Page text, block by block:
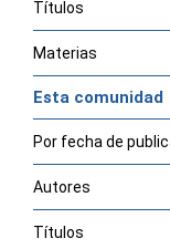
Títulos
Materias
Esta comunidad
Por fecha de
Autores
Títulos